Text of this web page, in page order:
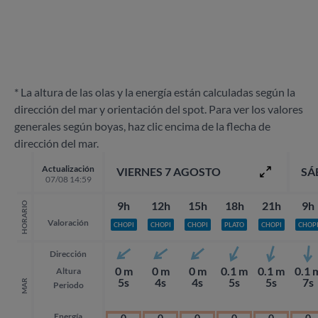
* La altura de las olas y la energía están calculadas según la
dirección del mar y orientación del spot. Para ver los valores
generales según boyas, haz clic encima de la flecha de
dirección del mar.
Actualización
07/08 14:59
HORARIO Valoración
MAR
Dirección
Altura
Periodo
VIERNES 7 AGOSTO
9h
CHOPI
0 m
5s
12h
CHOPI
0 m
4s
15h
CHOPI
0 m
4s
18h
PLATO
0.1 m
5s
21h
CHOPI
0.1 m
5s
9h
CHOPI
0.1
7s